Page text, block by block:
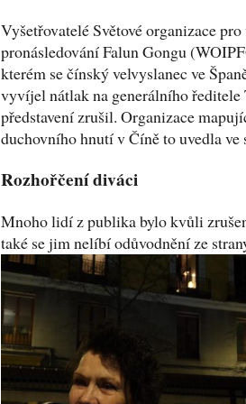
Vyšetřovatelé Světové organizace
pronásledování Falun Gongu
kterém se čínský velvyslanec ve
vyvíjel nátlak na generálního ředitele
představení zrušil. Organizace
duchovního hnutí v Číně to uvedla ve
Rozhořčení diváci
Mnoho lidí z publika bylo kvůli
také se jim nelíbí odůvodnění ze